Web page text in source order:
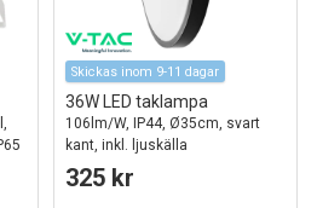
Skickas inom 9-11 dagar
36W LED taklampa
106lm/W, IP44, Ø35cm, svart
kant, inkl. ljuskälla
325 kr